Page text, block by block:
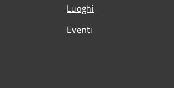
Luoghi
Eventi